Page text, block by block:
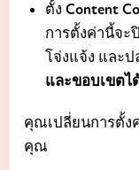
ตั้ง Content
การตั้งค่านี้จะ
โจ่งแจ้ง และป
และขอบเขตไ
คุณเปลี่ยนการตั้ง
คุณ